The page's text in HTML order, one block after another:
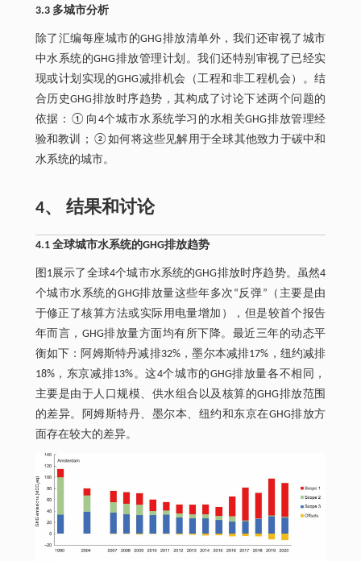
3.3 多城市分析
除了汇编每座城市的GHG排放清单外，我们还审视了城市
中水系统的GHG排放管理计划。我们还特别审视了已经实
现或计划实现的GHG减排机会（工程和非工程机会）。结
合历史GHG排放时序趋势，其构成了讨论下述两个问题的
依据：①向4个城市水系统学习的水相关GHG排放管理经
验和教训；②如何将这些见解用于全球其他致力于碳中和
水系统的城市。
4、 结果和讨论
4.1 全球城市水系统的GHG排放趋势
图1展示了全球4个城市水系统的GHG排放时序趋势。虽然4
个城市水系统的GHG排放量这些年多次“反弹”（主要是由
于修正了核算方法或实际用电量增加），但是较首个报告
年而言，GHG排放量方面均有所下降。最近三年的动态平
衡如下：阿姆斯特丹减排32%，墨尔本减排17%，纽约减排
18%，东京减排13%。这4个城市的GHG排放量各不相同，
主要是由于人口规模、供水组合以及核算的GHG排放范围
的差异。阿姆斯特丹、墨尔本、纽约和东京在GHG排放方
面存在较大的差异。